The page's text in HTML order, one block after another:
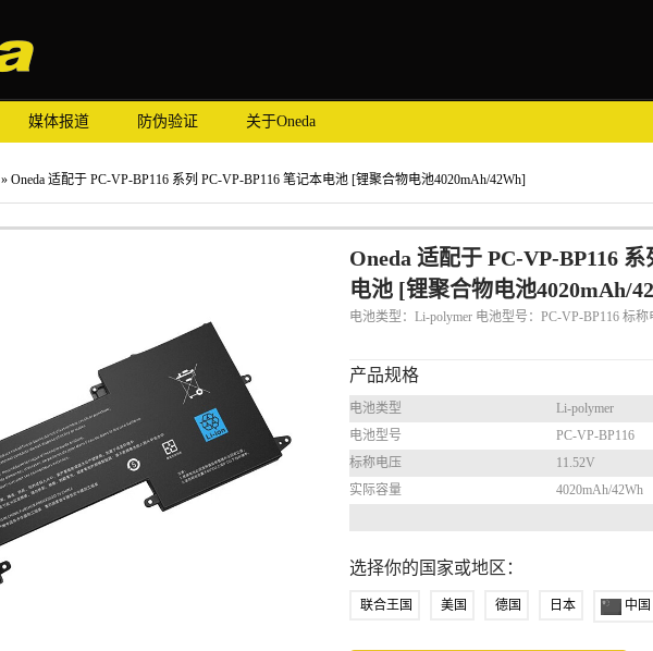
媒体报道 防伪验证 关于Oneda
» Oneda 适配于 PC-VP-BP116 系列 PC-VP-BP116 笔记本电池 [锂聚合物电池4020mAh/42Wh]
Oneda 适配于 PC-VP-BP116
电池 [锂聚合物电池4020mAh/
电池类型：Li-polymer 电池型号：PC-VP-BP116 标
产品规格
电池类型
Li-polymer
电池型号
PC-VP-BP116
标称电压
11.52V
实际容量
4020mAh/42Wh
选择你的国家或地区：
联合王国 美国 德国 日本 中国